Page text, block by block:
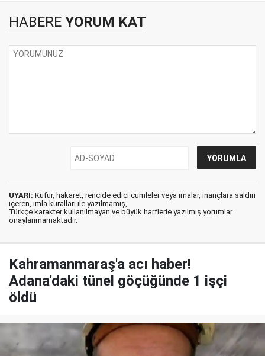
HABERE YORUM KAT
UYARI: Küfür, hakaret, rencide edici cümleler veya imalar, inançlara saldırı
içeren, imla kuralları ile yazılmamış,
Türkçe karakter kullanılmayan ve büyük harflerle yazılmış yorumlar
onaylanmamaktadır.
Kahramanmaraş'a acı haber!
Adana'daki tünel göçüğünde 1 işçi
öldü